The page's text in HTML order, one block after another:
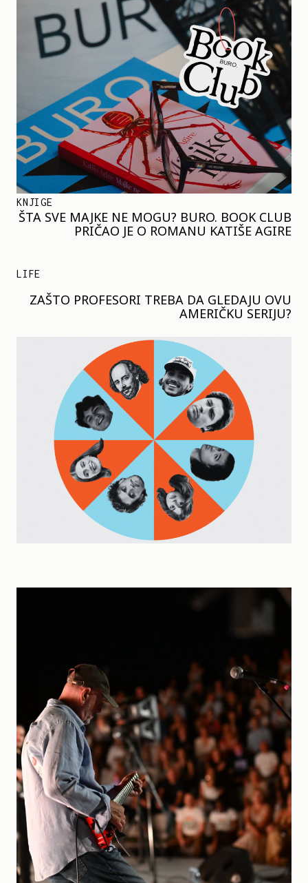
KNJIGE
ŠTA SVE MAJKE NE MOGU? BURO. BOOK CLUB
PRIČAO JE O ROMANU KATIŠE AGIRE
LIFE
ZAŠTO PROFESORI TREBA DA GLEDAJU OVU
AMERIČKU SERIJU?